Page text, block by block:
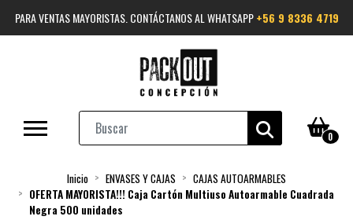
PARA VENTAS MAYORISTAS. CONTÁCTANOS AL WHATSAPP+56 9 8336 4719
0
Inicio ENVASES Y CAJAS
CAJAS AUTOARMABLES
OFERTA MAYORISTA!!! Caja Cartón Multiuso Autoarmable Cuadrada
Negra 500 unidades